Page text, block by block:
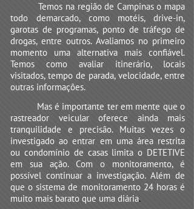
Temos na região de Campinas o mapa
todo demarcado, como motéis, drive-in,
garotas de programas, ponto de tráfego de
drogas, entre outros. Avaliamos no primeiro
momento uma alternativa mais confiável.
Temos como avaliar itinerário, locais
visitados, tempo de parada, velocidade, entre
outras informações.
Mas é importante ter em mente que o
rastreador veicular oferece ainda mais
tranquilidade e precisão. Muitas vezes o
investigado ao entrar em uma área restrita
ou condomínio de casas limita o DETETIVE
em sua ação. Com o monitoramento, é
possível continuar a investigação. Além de
que o sistema de monitoramento 24 horas é
muito mais barato que uma diária.